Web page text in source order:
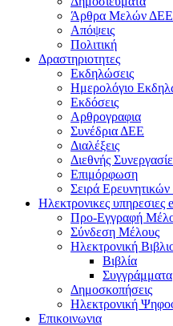
Άρθρα Μελών ΔΕΕ
Απόψεις
Πολιτική
Δραστηριοτητες
Εκδηλώσεις
Ημερολόγιο
Εκδόσεις
Αρθρογραφια
Συνέδρια ΔΕΕ
Διαλέξεις
Διεθνής
Επιμόρφωση
Σειρά
Ηλεκτρονικες υπηρεσιες
Προ-Εγγραφή
Σύνδεση Μέλους
Ηλεκτρονική
Βιβλία
Συγγράμματα
Δημοσκοπήσεις
Ηλεκτρονική
Επικοινωνια